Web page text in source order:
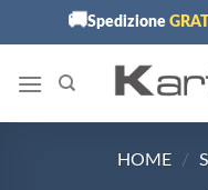
🚚Spedizione
HOME /